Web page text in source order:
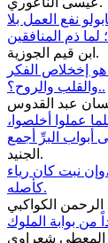
نفع العمل بلا
ابن قيم الجوزية.
إخخلاص الفكر
والقلب والروح؟..
عملوا أخلصوا،
أبواب البرِّ أجمع
الجنيد.
نبت كان رياء
كأصله.